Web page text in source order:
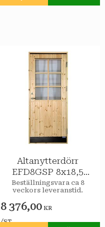
Altanytterdörr
EFD8GSP 8x18,5
Vänsterhängd STAR
Varmförråd Klar
spröjs
Beställningsvara ca 8
veckors leveranstid.
8 376,00 KR
/ST